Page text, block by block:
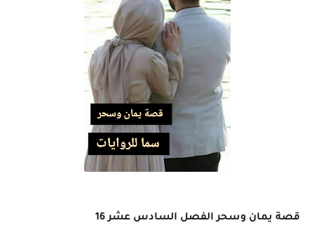
قصة يمان وسحر الفصل السادس عشر 16